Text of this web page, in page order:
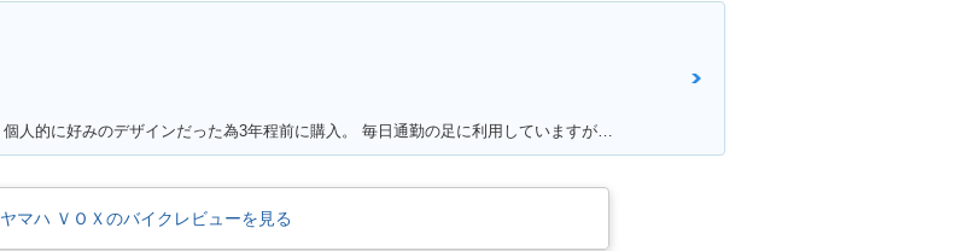
満足ポイント:他の原付と比べたら見た目がハコっぽくて、個人的に好みのデザインだった為3年程前に購入。 毎日通勤の足に利用していますが、これといった不都合もなく、いつも快適な通勤ができています。 特にシートが長く広いので、私(180cmの男性)でもゆったり座れて、たまにする遠出でも疲れにくいです。
ヤマハ ＶＯＸのバイクレビューを見る